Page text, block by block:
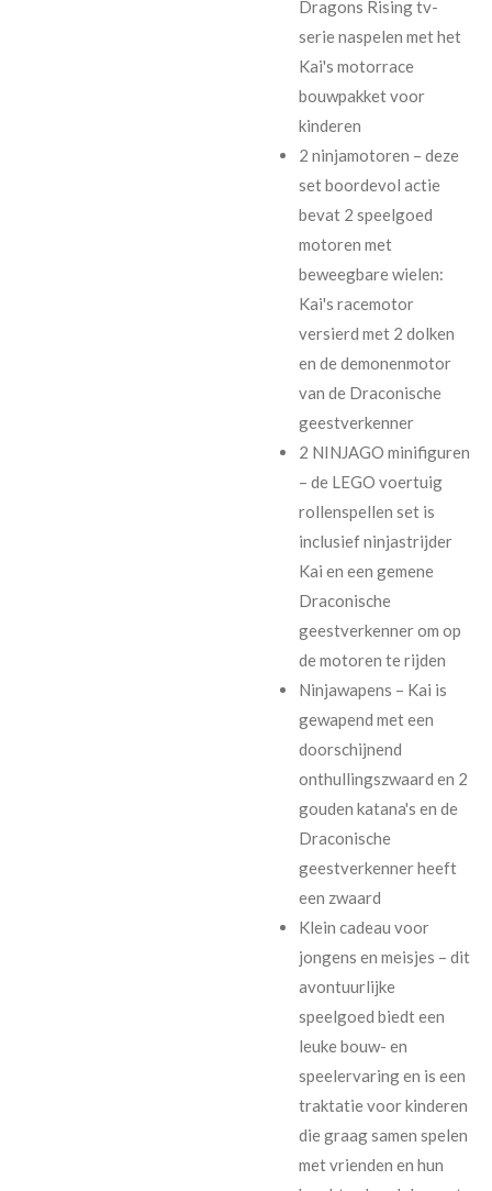
Dragons Rising tv-
serie naspelen met het
Kai's motorrace
bouwpakket voor
kinderen
2 ninjamotoren – deze
set boordevol actie
bevat 2 speelgoed
motoren met
beweegbare wielen:
Kai's racemotor
versierd met 2 dolken
en de demonenmotor
van de Draconische
geestverkenner
2 NINJAGO minifiguren
– de LEGO voertuig
rollenspellen set is
inclusief ninjastrijder
Kai en een gemene
Draconische
geestverkenner om op
de motoren te rijden
Ninjawapens – Kai is
gewapend met een
doorschijnend
onthullingszwaard en 2
gouden katana's en de
Draconische
geestverkenner heeft
een zwaard
Klein cadeau voor
jongens en meisjes – dit
avontuurlijke
speelgoed biedt een
leuke bouw- en
speelervaring en is een
traktatie voor kinderen
die graag samen spelen
met vrienden en hun